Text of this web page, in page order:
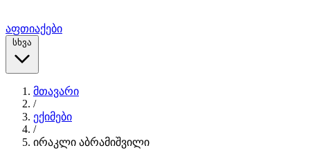
აფთიაქები
სხვა
მთავარი
/
ექიმები
/
ირაკლი აბრამიშვილი